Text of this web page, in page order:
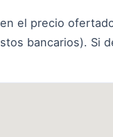
el precio
bancarios). Si